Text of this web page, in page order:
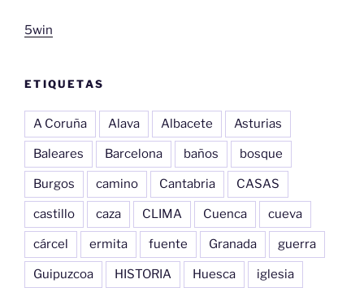
5win
ETIQUETAS
A Coruña Alava Albacete Asturias
Baleares Barcelona baños bosque
Burgos camino Cantabria CASAS
castillo caza CLIMA Cuenca cueva
cárcel ermita fuente Granada guerra
Guipuzcoa HISTORIA Huesca iglesia